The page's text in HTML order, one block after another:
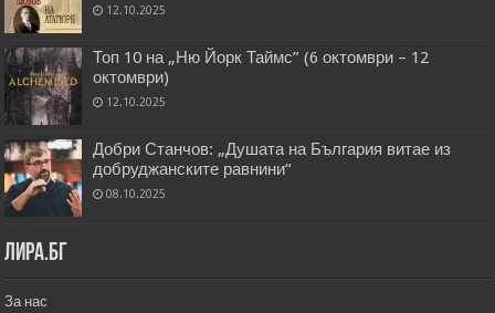
12.10.2025
Топ 10 на „Ню Йорк Таймс” (6 октомври – 12
октомври)
12.10.2025
Добри Станчов: „Душата на България витае из
добруджанските равнини“
08.10.2025
Лира.бг
За нас